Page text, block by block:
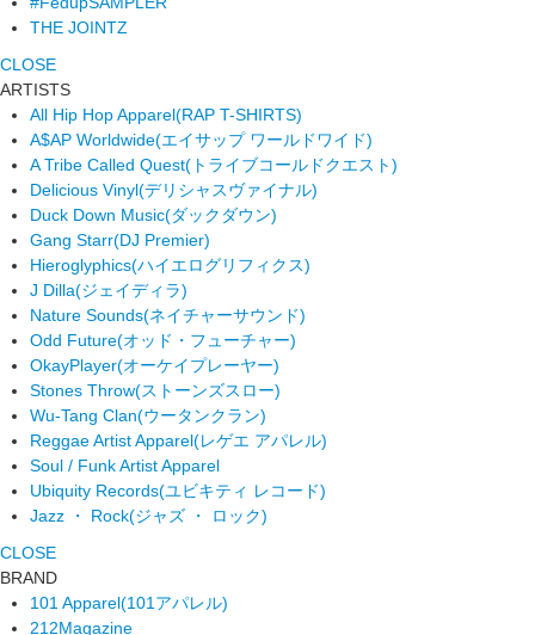
THE JOINTZ
CLOSE
ARTISTS
All Hip Hop Apparel(RAP T-SHIRTS)
A$AP Worldwide(エイサップ ワールドワイド)
A Tribe Called Quest(トライブコールドクエスト)
Delicious Vinyl(デリシャスヴァイナル)
Duck Down Music(ダックダウン)
Gang Starr(DJ Premier)
Hieroglyphics(ハイエログリフィクス)
J Dilla(ジェイディラ)
Nature Sounds(ネイチャーサウンド)
Odd Future(オッド・フューチャー)
OkayPlayer(オーケイプレーヤー)
Stones Throw(ストーンズスロー)
Wu-Tang Clan(ウータンクラン)
Reggae Artist Apparel(レゲエ アパレル)
Soul / Funk Artist Apparel
Ubiquity Records(ユビキティ レコード)
Jazz ・ Rock(ジャズ ・ ロック)
CLOSE
BRAND
101 Apparel(101アパレル)
212Magazine